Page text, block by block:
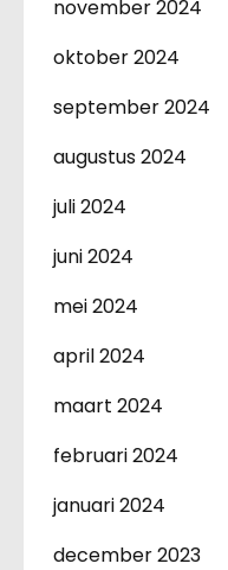
november 2024
oktober 2024
september 2024
augustus 2024
juli 2024
juni 2024
mei 2024
april 2024
maart 2024
februari 2024
januari 2024
december 2023